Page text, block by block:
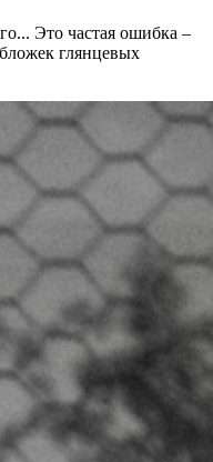
Это частая ошибка –
глянцевых